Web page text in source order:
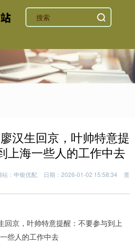
汉生回京，叶帅特意提
上海一些人的工作中去
站：申银优配 日期：2026-01-02 15:58:34
查